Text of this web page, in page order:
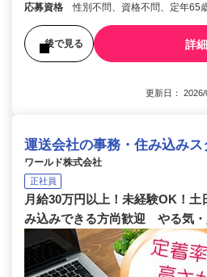
応募資格 性別不問、資格不問、定年65
後で見る 詳
更新日：
運送会社の事務・住み込みス
ワールド株式会社
正社員
月給30万円以上！未経験OK！
み込みできる方尚歓迎 やる気